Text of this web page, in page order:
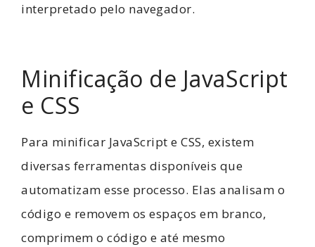
interpretado pelo navegador.
Minificação de JavaScript
e CSS
Para minificar JavaScript e CSS, existem
diversas ferramentas disponíveis que
automatizam esse processo. Elas analisam o
código e removem os espaços em branco,
comprimem o código e até mesmo